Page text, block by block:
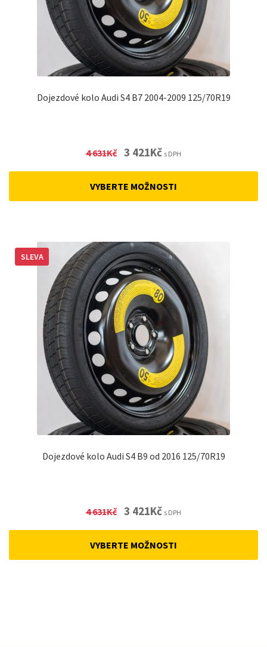
Dojezdové kolo Audi S4 B7 2004-2009 125/70R19
4 631Kč Original
3 421KčCurrent
s DPH
VYBERTE MOŽNOSTI
Dojezdové kolo Audi S4 B9 od 2016 125/70R19
SLEVA
4 631Kč Original
3 421KčCurrent
s DPH
VYBERTE MOŽNOSTI